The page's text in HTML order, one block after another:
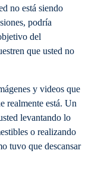
no está siendo
podría
del
que usted no
y videos que
realmente está. Un
levantando lo
o realizando
tuvo que descansar